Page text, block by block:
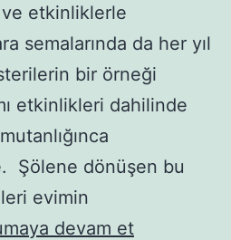
etkinliklerle
semalarında da her yıl
bir örneği
etkinlikleri dahilinde
Şölene dönüşen bu
evimin
devam etGösteri